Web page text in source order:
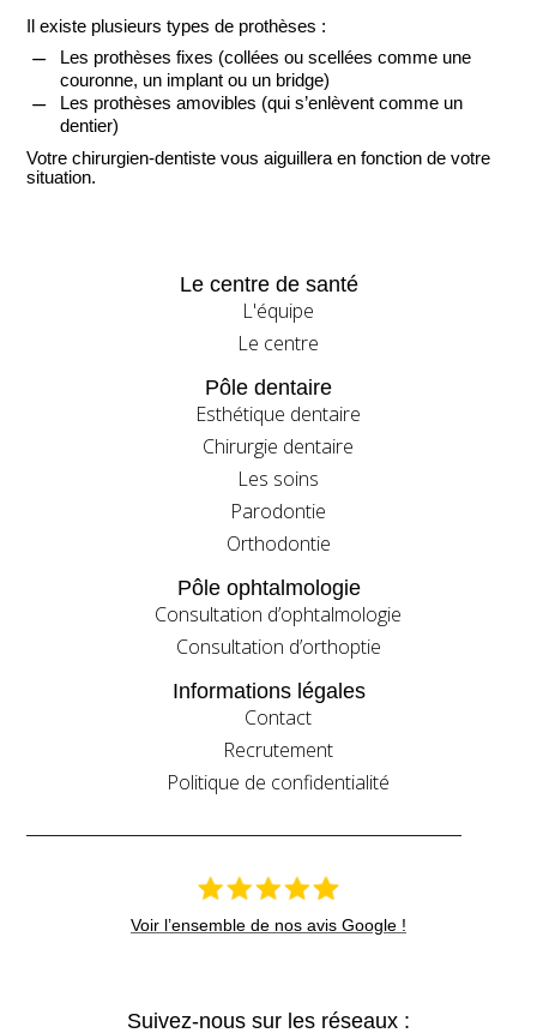
Il existe plusieurs types de prothèses :
K
Les prothèses fixes (collées ou scellées comme une
couronne, un implant ou un bridge)
K
Les prothèses amovibles (qui s’enlèvent comme un
dentier)
Votre chirurgien-dentiste vous aiguillera en fonction de votre
situation.
Le centre de santé
L'équipe
Le centre
Pôle dentaire
Esthétique dentaire
Chirurgie dentaire
Les soins
Parodontie
Orthodontie
Pôle ophtalmologie
Consultation d’ophtalmologie
Consultation d’orthoptie
Informations légales
Contact
Recrutement
Politique de confidentialité
Voir l’ensemble de nos avis Google !
Suivez-nous sur les réseaux :